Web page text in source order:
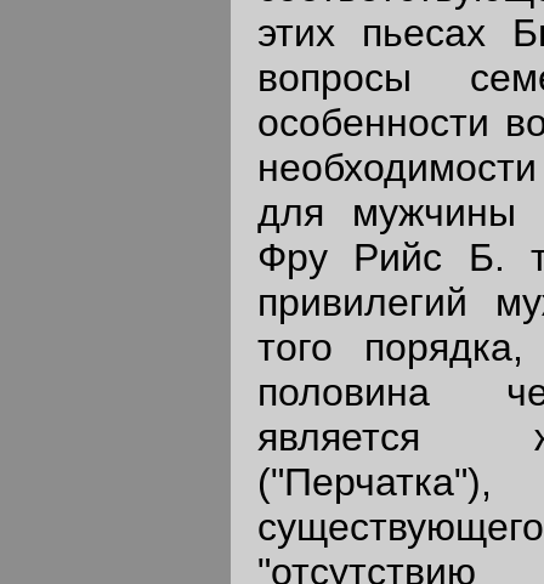
этих пьесах
вопросы
особенности
для мужчины
Фру Рийс Б.
привилегий
того
половина
является